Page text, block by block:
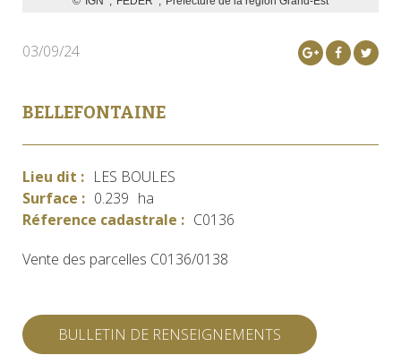
03/09/24
BELLEFONTAINE
Lieu dit : LES BOULES
Surface : 0.239 ha
Réference cadastrale : C0136
Vente des parcelles C0136/0138
BULLETIN DE RENSEIGNEMENTS